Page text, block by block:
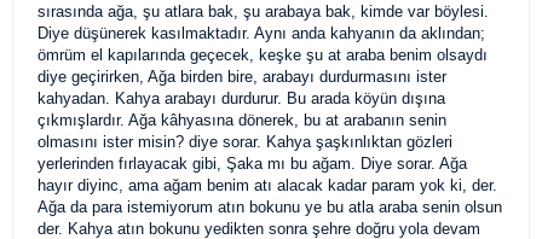
sırasında ağa, şu atlara bak, şu arabaya bak, kimde var böylesi.
Diye düşünerek kasılmaktadır. Aynı anda kahyanın da aklından;
ömrüm el kapılarında geçecek, keşke şu at araba benim olsaydı
diye geçirirken, Ağa birden bire, arabayı durdurmasını ister
kahyadan. Kahya arabayı durdurur. Bu arada köyün dışına
çıkmışlardır. Ağa kâhyasına dönerek, bu at arabanın senin
olmasını ister misin? diye sorar. Kahya şaşkınlıktan gözleri
yerlerinden fırlayacak gibi, Şaka mı bu ağam. Diye sorar. Ağa
hayır diyinc, ama ağam benim atı alacak kadar param yok ki, der.
Ağa da para istemiyorum atın bokunu ye bu atla araba senin olsun
der. Kahya atın bokunu yedikten sonra şehre doğru yola devam